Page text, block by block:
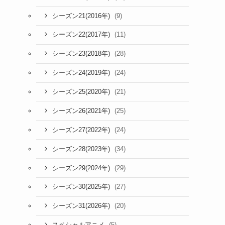
シーズン21(2016年) (9)
シーズン22(2017年) (11)
シーズン23(2018年) (28)
シーズン24(2019年) (24)
シーズン25(2020年) (21)
シーズン26(2021年) (25)
シーズン27(2022年) (24)
シーズン28(2023年) (34)
シーズン29(2024年) (29)
シーズン30(2025年) (27)
シーズン31(2026年) (20)